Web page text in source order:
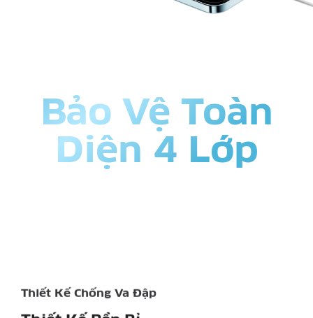
Bảo Vệ Toàn
Diện 4 Lớp
Thiết Kế Chống Va Đập